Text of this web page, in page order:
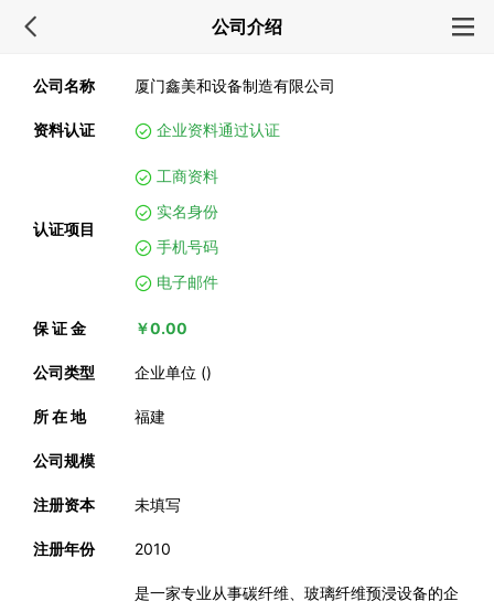
公司介绍
公司名称 厦门鑫美和设备制造有限公司
资料认证 企业资料通过认证
认证项目
工商资料
实名身份
手机号码
电子邮件
保 证 金 ￥0.00
公司类型 企业单位 ()
所 在 地 福建
公司规模
注册资本 未填写
注册年份 2010
是一家专业从事碳纤维、玻璃纤维预浸设备的企